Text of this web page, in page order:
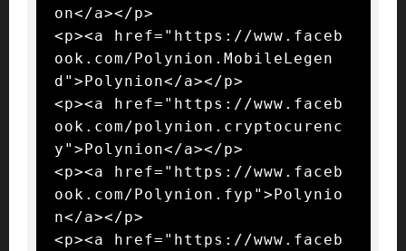
on</a></p>
<p><a href="https://www.faceb
ook.com/Polynion.MobileLegen
d">Polynion</a></p>
<p><a href="https://www.faceb
ook.com/polynion.cryptocurenc
y">Polynion</a></p>
<p><a href="https://www.faceb
ook.com/Polynion.fyp">Polynio
n</a></p>
<p><a href="https://www.faceb